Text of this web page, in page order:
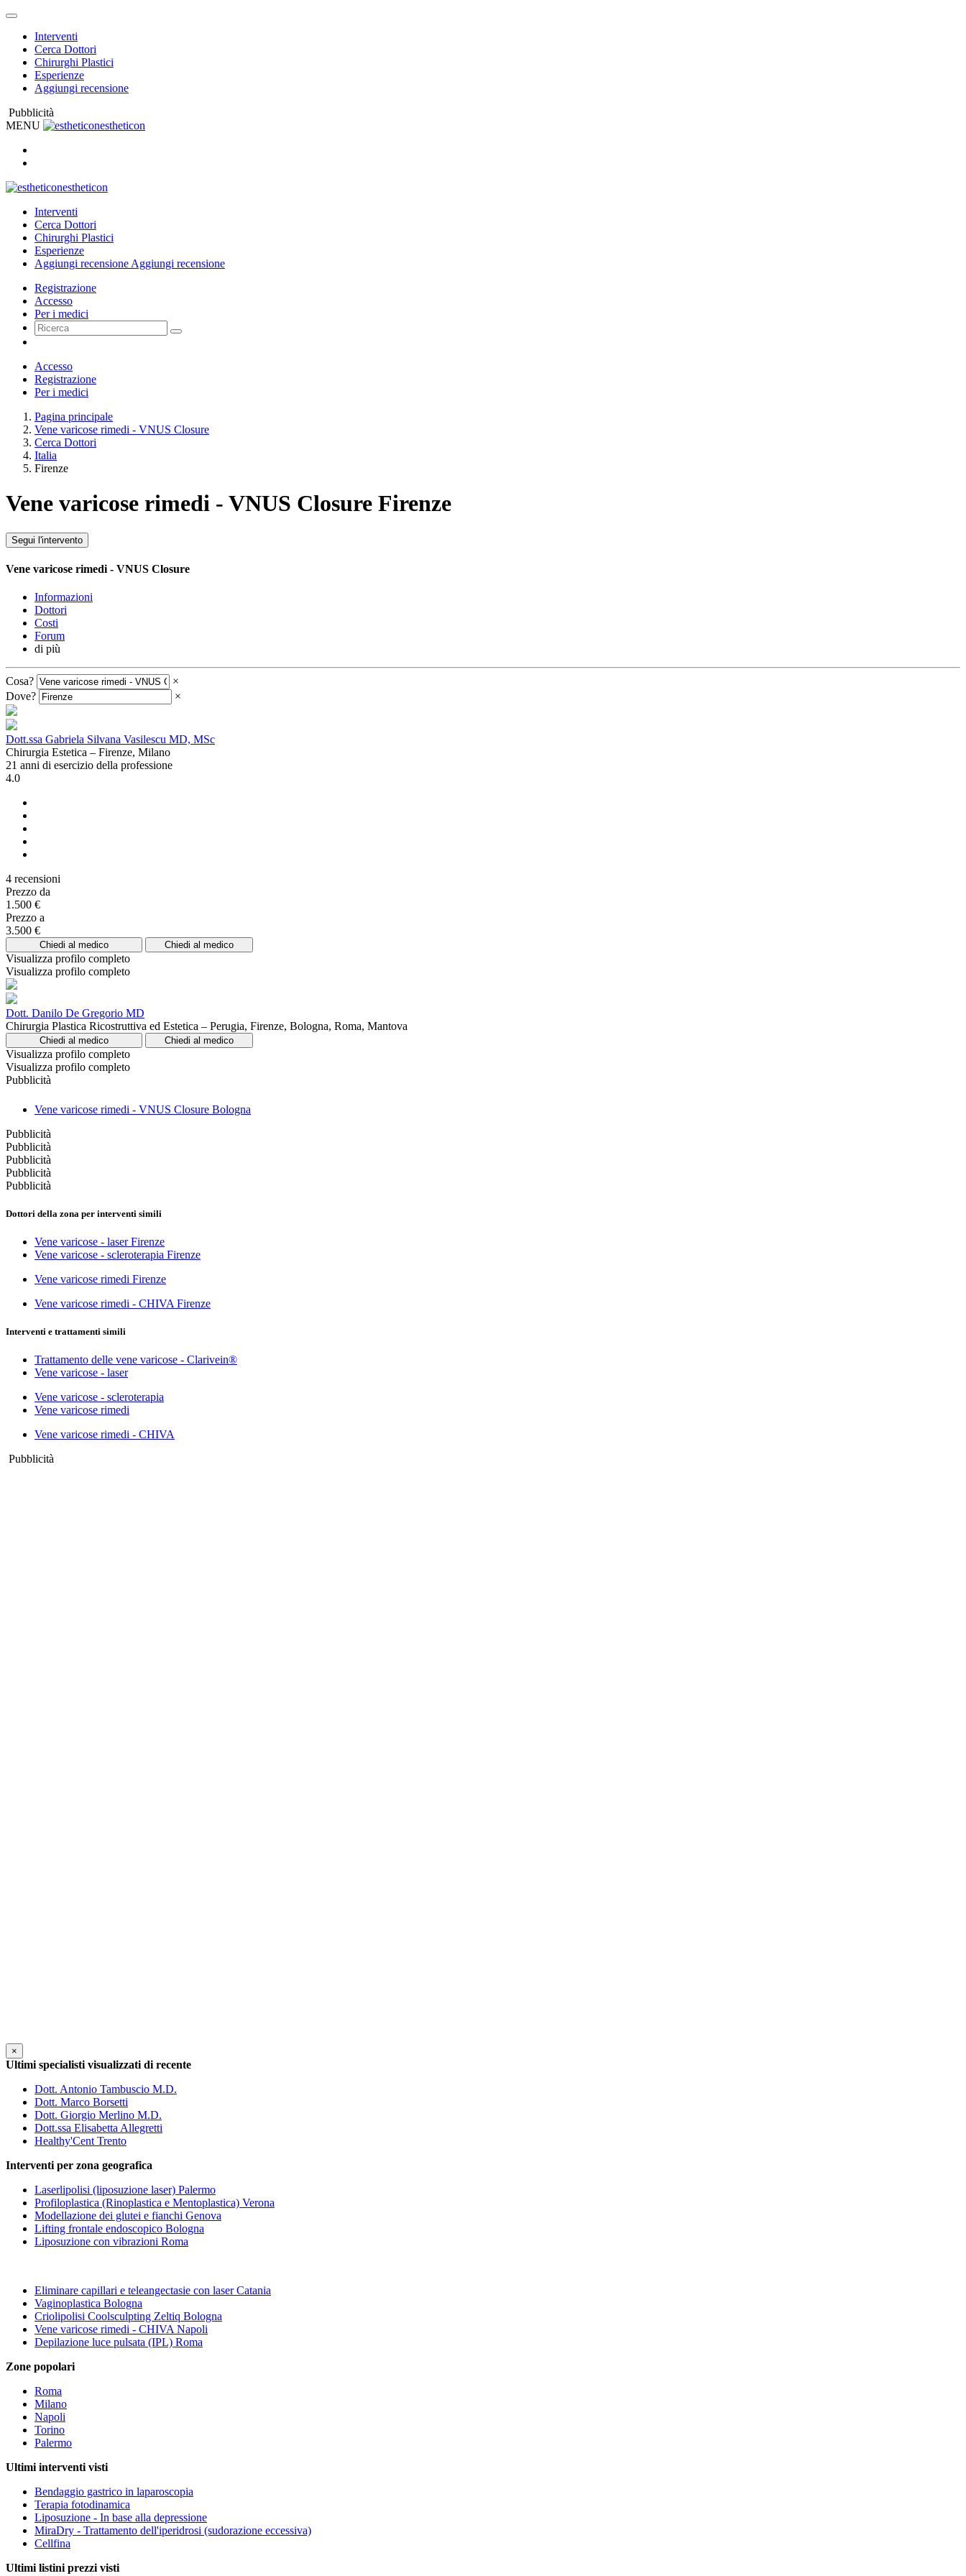
Interventi
Cerca Dottori
Chirurghi Plastici
Esperienze
Aggiungi recensione
Pubblicità
MENU
estheticon
estheticon
Interventi
Cerca Dottori
Chirurghi Plastici
Esperienze
Aggiungi recensione Aggiungi recensione
Registrazione
Accesso
Per i medici
Accesso
Registrazione
Per i medici
Pagina principale
Vene varicose rimedi - VNUS Closure
Cerca Dottori
Italia
Firenze
Vene varicose rimedi - VNUS Closure Firenze
Segui l'intervento
Vene varicose rimedi - VNUS Closure
Informazioni
Dottori
Costi
Forum
di più
Cosa?
×
Dove?
×
Dott.ssa Gabriela Silvana Vasilescu MD, MSc
Chirurgia Estetica – Firenze, Milano
21 anni di esercizio della professione
4.0
4 recensioni
Prezzo da
1.500 €
Prezzo a
3.500 €
Chiedi al medico Chiedi al medico
Visualizza profilo completo
Visualizza profilo completo
Dott. Danilo De Gregorio MD
Chirurgia Plastica Ricostruttiva ed Estetica – Perugia, Firenze, Bologna, Roma, Mantova
Chiedi al medico Chiedi al medico
Visualizza profilo completo
Visualizza profilo completo
Pubblicità
Vene varicose rimedi - VNUS Closure Bologna
Pubblicità
Pubblicità
Pubblicità
Pubblicità
Pubblicità
Dottori della zona per interventi simili
Vene varicose - laser Firenze
Vene varicose - scleroterapia Firenze
Vene varicose rimedi Firenze
Vene varicose rimedi - CHIVA Firenze
Interventi e trattamenti simili
Trattamento delle vene varicose - Clarivein®
Vene varicose - laser
Vene varicose - scleroterapia
Vene varicose rimedi
Vene varicose rimedi - CHIVA
Pubblicità
×
Ultimi specialisti visualizzati di recente
Dott. Antonio Tambuscio M.D.
Dott. Marco Borsetti
Dott. Giorgio Merlino M.D.
Dott.ssa Elisabetta Allegretti
Healthy'Cent Trento
Interventi per zona geografica
Laserlipolisi (liposuzione laser) Palermo
Profiloplastica (Rinoplastica e Mentoplastica) Verona
Modellazione dei glutei e fianchi Genova
Lifting frontale endoscopico Bologna
Liposuzione con vibrazioni Roma
Eliminare capillari e teleangectasie con laser Catania
Vaginoplastica Bologna
Criolipolisi Coolsculpting Zeltiq Bologna
Vene varicose rimedi - CHIVA Napoli
Depilazione luce pulsata (IPL) Roma
Zone popolari
Roma
Milano
Napoli
Torino
Palermo
Ultimi interventi visti
Bendaggio gastrico in laparoscopia
Terapia fotodinamica
Liposuzione - In base alla depressione
MiraDry - Trattamento dell'iperidrosi (sudorazione eccessiva)
Cellfina
Ultimi listini prezzi visti